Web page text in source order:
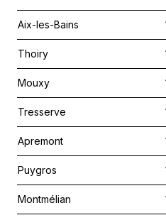
Aix-les-Bains
Thoiry
Mouxy
Tresserve
Apremont
Puygros
Montmélian